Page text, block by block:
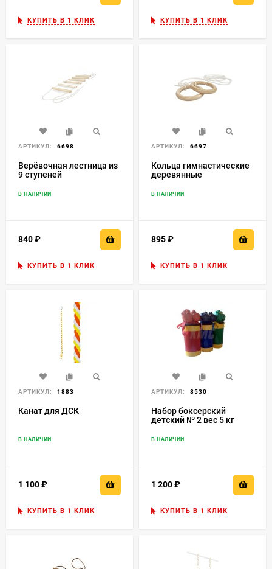
КУПИТЬ В 1 КЛИК КУПИТЬ В 1 КЛИК
АРТИКУЛ: 6698
Верёвочная лестница из
9 ступеней
В НАЛИЧИИ
840
КУПИТЬ В 1 КЛИК
АРТИКУЛ: 6697
Кольца гимнастические
деревянные
В НАЛИЧИИ
895
КУПИТЬ В 1 КЛИК
АРТИКУЛ: 1883
Канат для ДСК
В НАЛИЧИИ
1 100
КУПИТЬ В 1 КЛИК
АРТИКУЛ: 8530
Набор боксерский
детский № 2 вес 5 кг
В НАЛИЧИИ
1 200
КУПИТЬ В 1 КЛИК